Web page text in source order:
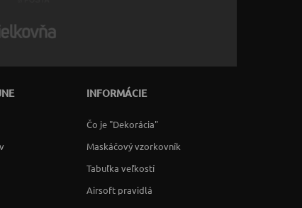
INFORMÁCIE
Čo je "Dekorácia"
Maskáčový vzorkovník
Tabuľka veľkostí
Airsoft pravidlá